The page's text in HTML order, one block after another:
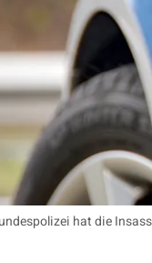
hat die